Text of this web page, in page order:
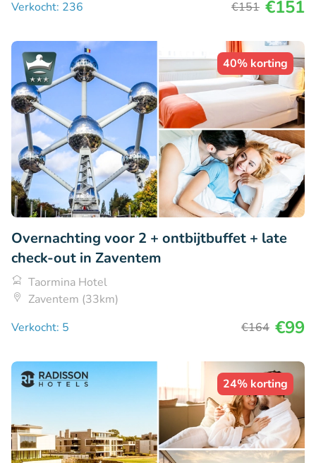
Verkocht: 236
€151 €151
40% korting
Overnachting voor 2 + ontbijtbuffet + late
check-out in Zaventem
Taormina Hotel
Zaventem (33km)
Verkocht: 5
€164 €99
24% korting